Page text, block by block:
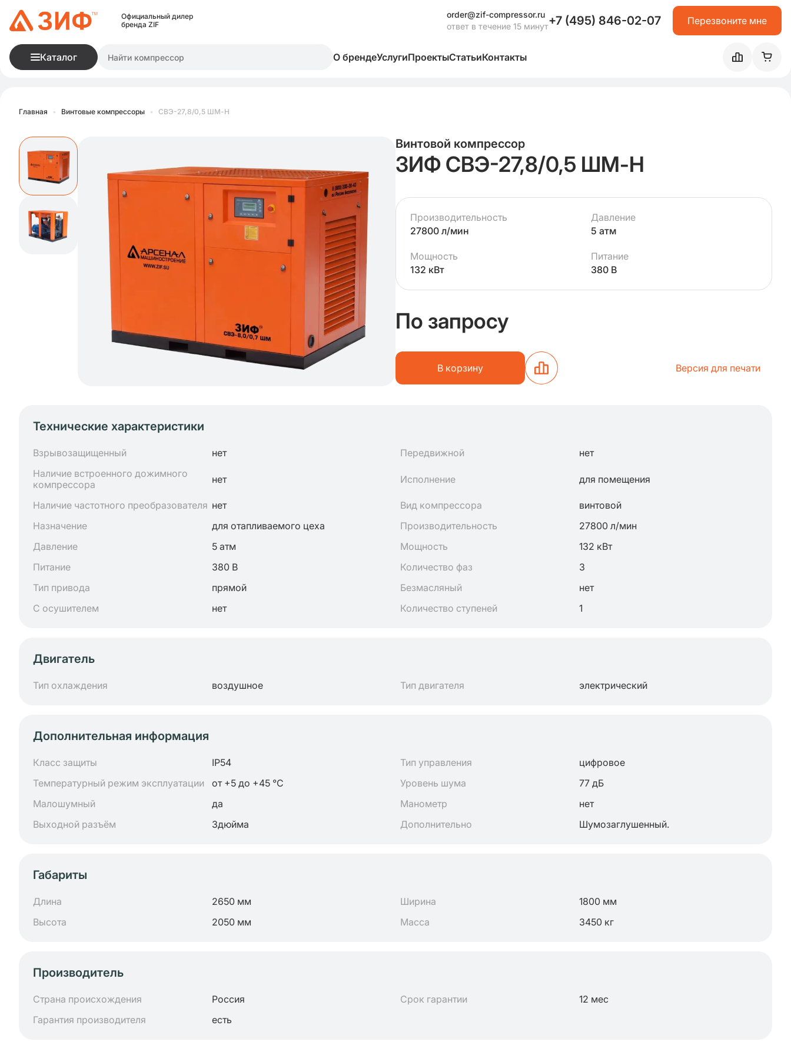
Официальный дилер
бренда ZIF
order@zif-compressor.ru
ответ в течение 15 минут+7 (495) 846-02-07 Перезвоните мне
Каталог О брендеУслугиПроектыСтатьиКонтакты
Главная • Винтовые компрессоры • СВЭ-27,8/0,5 ШМ-Н
Винтовой компрессор
ЗИФ СВЭ-27,8/0,5 ШМ-Н
Производительность
27800 л/мин
Давление
5 атм
Мощность
132 кВт
Питание
380 В
По запросу
В корзину Версия для печати
Технические характеристики
Взрывозащищенный нет Передвижной
нет
Наличие встроенного дожимного
компрессора
нет Исполнение для помещения
Наличие частотного преобразователя нет Вид компрессора
винтовой
Назначение
для отапливаемого цеха Производительность
27800 л/мин
Давление
5 атм Мощность
132 кВт
Питание
380 В Количество фаз
3
Тип привода
прямой Безмасляный
нет
С осушителем
нет Количество ступеней 1
Двигатель
Тип охлаждения воздушное Тип двигателя электрический
Дополнительная информация
Класс защиты IP54 Тип управления
цифровое
Температурный режим эксплуатации
от +5 до +45 °C Уровень шума
77 дБ
Малошумный
да Манометр
нет
Выходной разъём
3дюйма Дополнительно Шумозаглушенный.
Габариты
Длина 2650 мм Ширина
1800 мм
Высота
2050 мм Масса 3450 кг
Производитель
Страна происхождения Россия Срок гарантии
12 мес
Гарантия производителя
есть